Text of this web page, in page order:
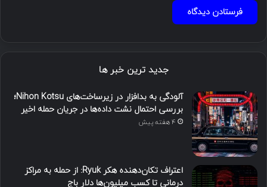
جدید ترین خبر ها
آلودگی به بدافزار در زیرساخت‌های Nihon Kotsu؛
بررسی احتمال نشت داده‌ها در جریان حمله اخیر
4 هفته پیش
اعتراف تکان‌دهنده هکر Ryuk: از حمله به مراکز
درمانی تا کسب میلیون‌ها دلار باج